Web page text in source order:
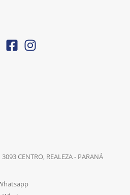
CENTRO, REALEZA - PARANÁ